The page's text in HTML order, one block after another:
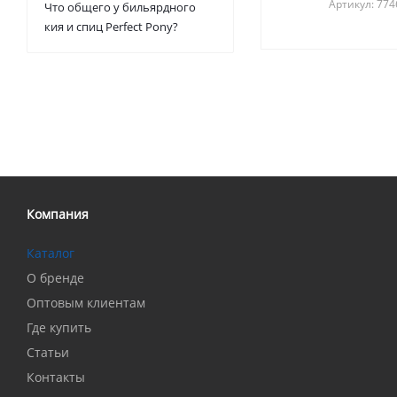
Артикул:
Что общего у бильярдного
кия и спиц Perfect Pony?
Компания
Каталог
О бренде
Оптовым клиентам
Где купить
Статьи
Контакты